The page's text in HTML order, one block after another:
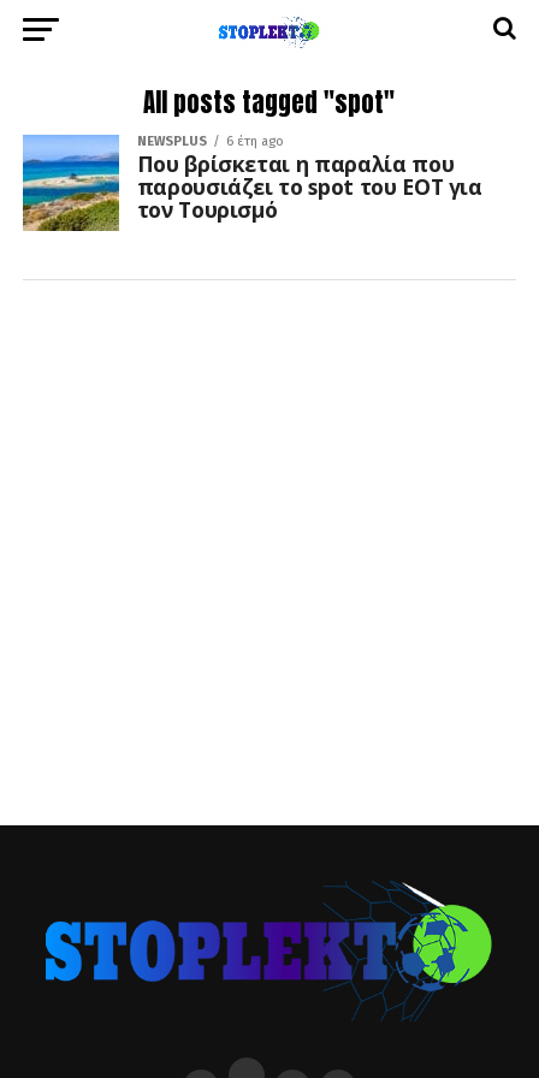
All posts tagged "spot"
NEWSPLUS 6 έτη ago
Που βρίσκεται η παραλία που
παρουσιάζει το spot του ΕΟΤ για
τον Τουρισμό